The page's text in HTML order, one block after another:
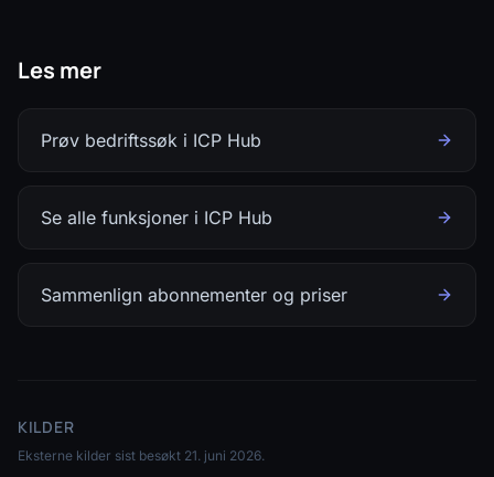
Les mer
Prøv bedriftssøk i ICP Hub
Se alle funksjoner i ICP Hub
Sammenlign abonnementer og priser
KILDER
Eksterne kilder sist besøkt 21. juni 2026.